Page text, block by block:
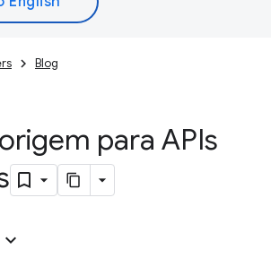
Blog
para APIs